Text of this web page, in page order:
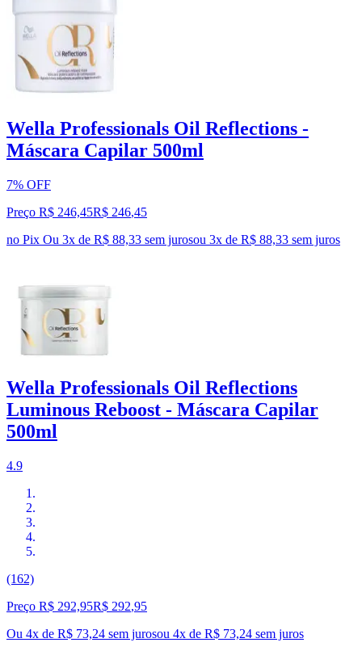
Wella Professionals Oil Reflections -
Máscara Capilar 500ml
7% OFF
Preço R$ 246,45R$ 246,45
no Pix Ou 3x de R$ 88,33 sem jurosou 3x de R$ 88,33 sem juros
Wella Professionals Oil Reflections
Luminous Reboost - Máscara Capilar
500ml
4.9
(162)
Preço R$ 292,95R$ 292,95
Ou 4x de R$ 73,24 sem jurosou 4x de R$ 73,24 sem juros